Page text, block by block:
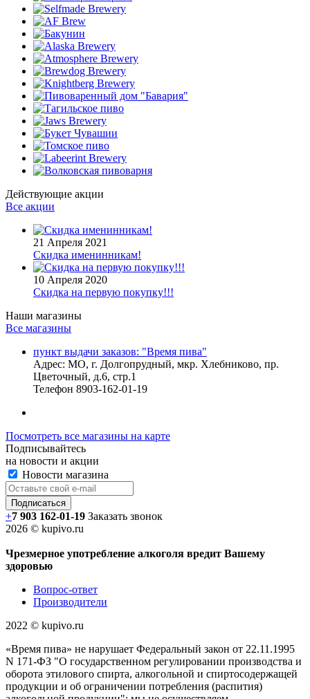
Действующие акции
Все акции
21 Апреля 2021
Скидка именинникам!
10 Апреля 2020
Скидка на первую покупку!!!
Наши магазины
Все магазины
пункт выдачи заказов: "Время пива"
Адрес: МО, г. Долгопрудный, мкр. Хлебниково, пр.
Цветочный, д.6, стр.1
Телефон 8903-162-01-19
Посмотреть все магазины на карте
Подписывайтесь
на новости и акции
Новости магазина
+7 903 162-01-19 Заказать звонок
2026 © kupivo.ru
Чрезмерное употребление алкоголя вредит Вашему
здоровью
Вопрос-ответ
Производители
2022 ©️ kupivo.ru
«Время пива» не нарушает Федеральный закон от 22.11.1995
N 171-ФЗ "О государственном регулировании производства и
оборота этилового спирта, алкогольной и спиртосодержащей
продукции и об ограничении потребления (распития)